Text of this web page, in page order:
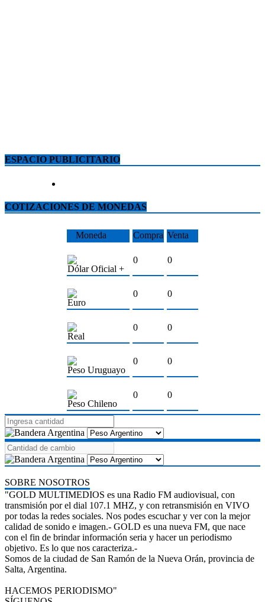
ESPACIO PUBLICITARIO
COTIZACIONES DE MONEDAS
Moneda Compra Venta
Dólar Oficial +
0 0
Euro
0 0
Real
0 0
Peso Uruguayo
0 0
Peso Chileno
0 0
SOBRE NOSOTROS
"GOLD MULTIMEDIOS es una Radio FM audiovisual, con
transmisión por el dial 107.1 MHZ, y con retransmisión en VIVO
por todas la redes sociales. Nos podes escuchar y ver con la mejor
calidad de sonido e imagen.- GOLD es una nueva FM, que nace
con el fin de brindar información seria y hacer un periodismo
objetivo. Es lo que nos caracteriza.-
Somos de la ciudad de San Ramón de la Nueva Orán, provincia de
Salta, Argentina.
HACEMOS PERIODISMO"